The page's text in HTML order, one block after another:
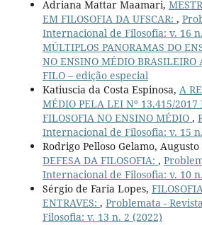
Adriana Mattar Maamari,
EM FILOSOFIA DA UFSCAR: ,
Internacional de Filosofia: v. 16
MÚLTIPLOS PANORAMAS DO
NO ENSINO MÉDIO BRASILEIRO
FILO – edição especial
Katiuscia da Costa Espinosa, A
MÉDIO PELA LEI Nº 13.415/2017
FILOSOFIA NO ENSINO MÉDIO ,
Internacional de Filosofia: v. 15
Rodrigo Pelloso Gelamo,
DEFESA DA FILOSOFIA: ,
Internacional de Filosofia: v. 10
Sérgio de Faria Lopes,
ENTRAVES: , Problemata -
Filosofia: v. 13 n. 2 (2022)